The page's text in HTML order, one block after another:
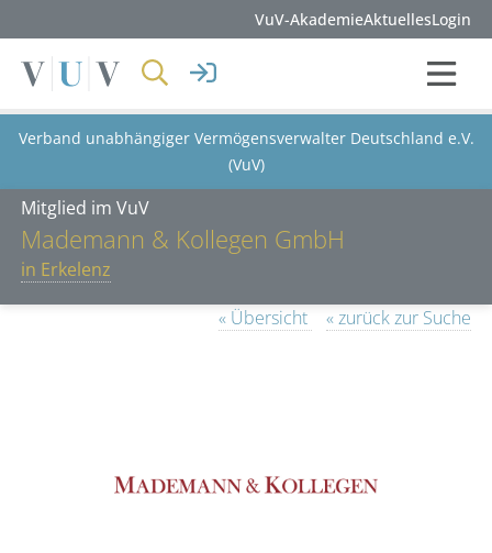
VuV-AkademieAktuellesLogin
Verband unabhängiger Vermögensverwalter Deutschland e.V.
(VuV)
Mitglied im VuV
Mademann & Kollegen GmbH
in Erkelenz
« Übersicht
« zurück zur Suche